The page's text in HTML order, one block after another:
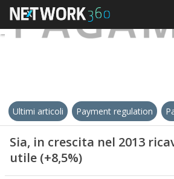
Ultimi articoli Payment regulation
Sia, in crescita nel 2013
utile (+8,5%)